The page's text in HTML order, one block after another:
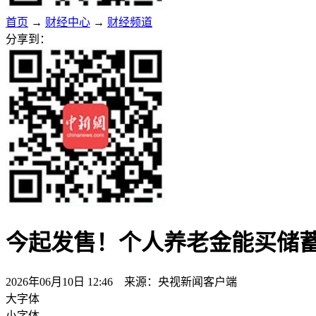
首页 → 财经中心 → 财经频道
分享到：
今起发售！个人养老金能买储
2026年06月10日 12:46 来源：央视新闻客户端
大字体